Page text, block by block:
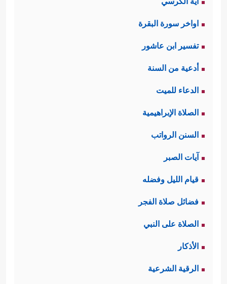
اواخر سورة البقرة
تفسير ابن عاشور
أدعية من السنة
الدعاء للميت
الصلاة الإبراهيمية
السنن الرواتب
آيات الصبر
قيام الليل وفضله
فضائل صلاة الفجر
الصلاة على النبي
الأذكار
الرقية الشرعية